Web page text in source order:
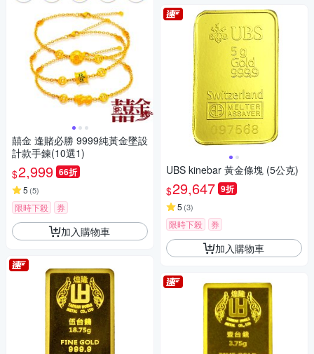
囍金 逢賭必勝 9999純黃金墜設
計款手鍊(10選1)
$2,999 66折
5 (5)
限時下殺 券
加入購物車
UBS kinebar 黃金條塊 (5公克)
$29,647 9折
5 (3)
限時下殺 券
加入購物車